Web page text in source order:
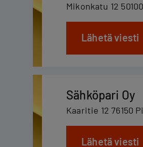
Mikonkatu 12
Lähetä viesti
Sähköpari Oy
Kaaritie 12 76150
Lähetä viesti